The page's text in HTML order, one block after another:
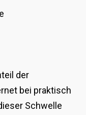
der
bei praktisch
Schwelle